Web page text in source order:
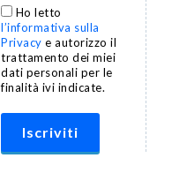
Ho letto
l’informativa sulla
Privacy e autorizzo il
trattamento dei miei
dati personali per le
finalità ivi indicate.